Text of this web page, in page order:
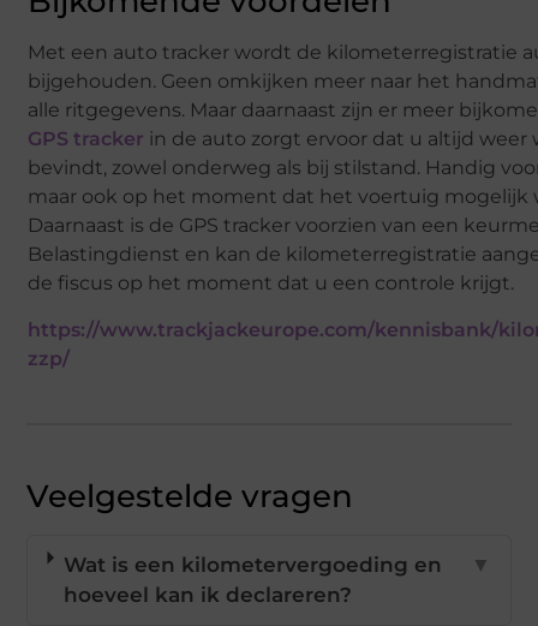
Met een auto tracker wordt de kilometerregistratie
bijgehouden. Geen omkijken meer naar het
alle ritgegevens. Maar daarnaast zijn er meer
GPS tracker in de auto zorgt ervoor dat u altijd weer
bevindt, zowel onderweg als bij stilstand. Handig
maar ook op het moment dat het voertuig mogelijk
Daarnaast is de GPS tracker voorzien van een
Belastingdienst en kan de kilometerregistratie
de fiscus op het moment dat u een controle krijgt.
https://www.trackjackeurope.com/kennisbank/
zzp/
Veelgestelde vragen
Wat is een kilometervergoeding en
hoeveel kan ik declareren?
▼